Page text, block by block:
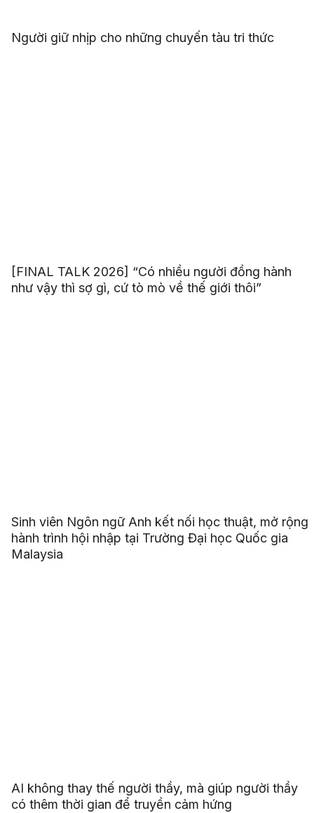
Người giữ nhịp cho những chuyến tàu tri thức
[FINAL TALK 2026] “Có nhiều người đồng hành
như vậy thì sợ gì, cứ tò mò về thế giới thôi”
Sinh viên Ngôn ngữ Anh kết nối học thuật, mở rộng
hành trình hội nhập tại Trường Đại học Quốc gia
Malaysia
AI không thay thế người thầy, mà giúp người thầy
có thêm thời gian để truyền cảm hứng